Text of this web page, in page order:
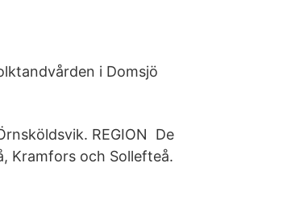
i Domsjö
REGION De
Kramfors och Sollefteå.